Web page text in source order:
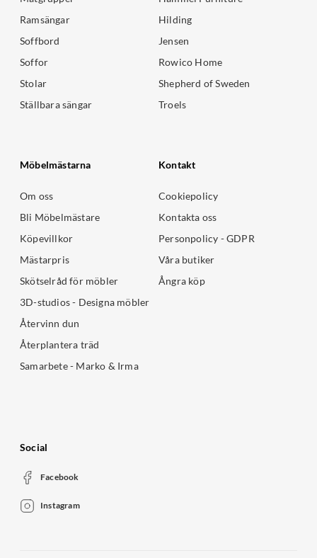
Ramsängar
Soffbord
Soffor
Stolar
Ställbara sängar
Hilding
Jensen
Rowico Home
Shepherd of Sweden
Troels
Möbelmästarna
Om oss
Bli Möbelmästare
Köpevillkor
Mästarpris
Skötselråd för möbler
3D-studios - Designa möbler
Återvinn dun
Återplantera träd
Samarbete - Marko & Irma
Kontakt
Cookiepolicy
Kontakta oss
Personpolicy - GDPR
Våra butiker
Ångra köp
Social
Facebook
Instagram